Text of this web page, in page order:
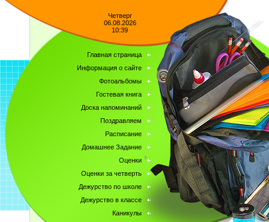
Четверг
06.08.2026
10:39
Главная страница
Информация о сайте
Фотоальбомы
Гостевая книга
Доска напоминаний
Поздравляем
Расписание
Домашнее Задание
Оценки
Оценки за четверть
Дежурство по школе
Дежурство в классе
Каникулы